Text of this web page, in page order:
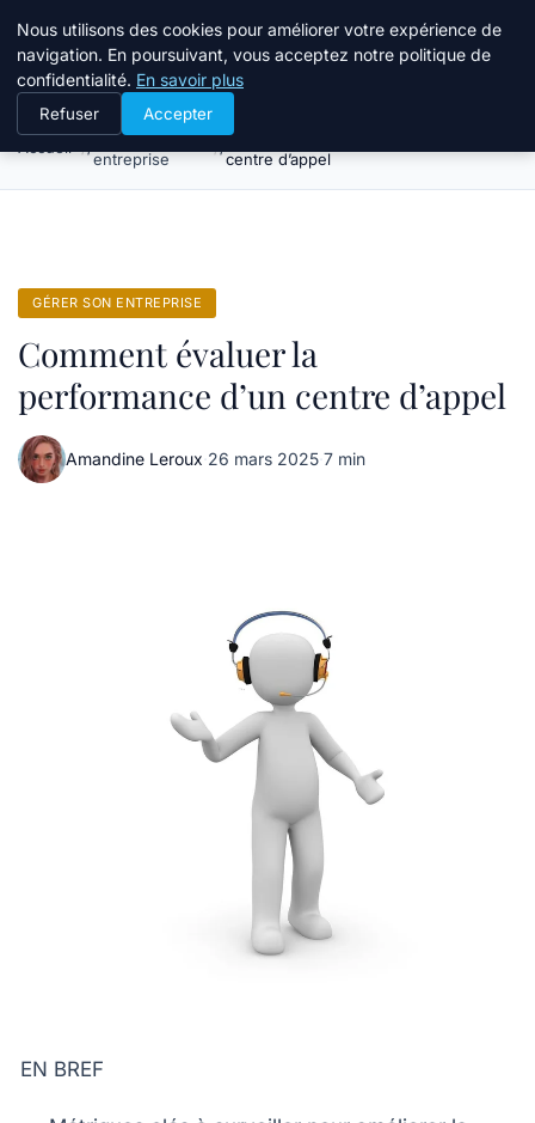
Bible Telemarketing
Gérer son
entreprise
Comment évaluer la performance d’un
centre d’appel
GÉRER SON ENTREPRISE
Comment évaluer la
performance d’un centre d’appel
Amandine Leroux·26 mars 2025·7 min
EN BREF
Nous utilisons des cookies pour améliorer votre expérience de
navigation. En poursuivant, vous acceptez notre politique de
confidentialité. En savoir plus
Refuser Accepter